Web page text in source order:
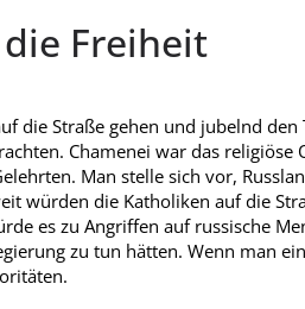
Freiheit
die Straße gehen und jubelnd den
Chamenei war das religiöse
Man stelle sich vor,
würden die Katholiken auf die
es zu Angriffen auf russische
zu tun hätten. Wenn man